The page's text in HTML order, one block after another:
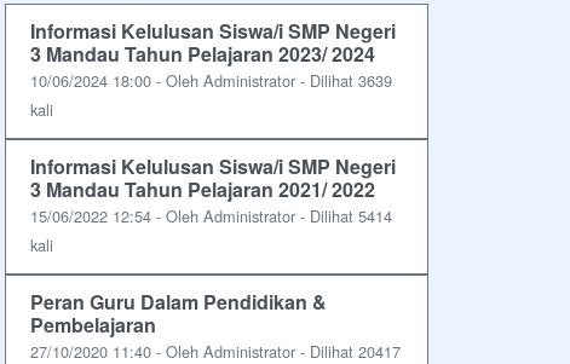
Informasi Kelulusan Siswa/i SMP Negeri
3 Mandau Tahun Pelajaran 2023/ 2024
10/06/2024 18:00 - Oleh Administrator - Dilihat 3639
kali
Informasi Kelulusan Siswa/i SMP Negeri
3 Mandau Tahun Pelajaran 2021/ 2022
15/06/2022 12:54 - Oleh Administrator - Dilihat 5414
kali
Peran Guru Dalam Pendidikan &
Pembelajaran
27/10/2020 11:40 - Oleh Administrator - Dilihat 20417